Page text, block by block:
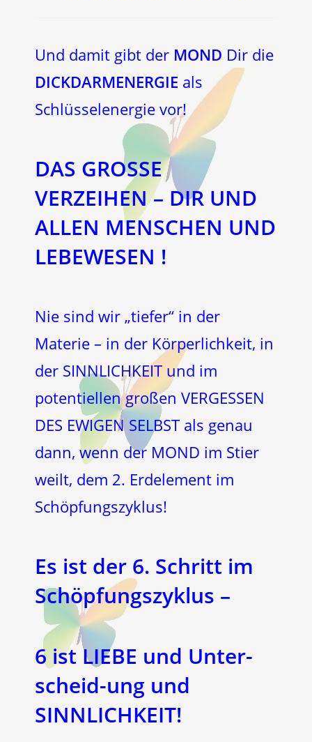
Und damit gibt der MOND Dir die
DICKDARMENERGIE als
Schlüsselenergie vor!
DAS GROSSE
VERZEIHEN – DIR UND
ALLEN MENSCHEN UND
LEBEWESEN !
Nie sind wir „tiefer“ in der
Materie – in der Körperlichkeit, in
der SINNLICHKEIT und im
potentiellen großen VERGESSEN
DES EWIGEN SELBST als genau
dann, wenn der MOND im Stier
weilt, dem 2. Erdelement im
Schöpfungszyklus!
Es ist der 6. Schritt im
Schöpfungszyklus –
6 ist LIEBE und Unter-
scheid-ung und
SINNLICHKEIT!